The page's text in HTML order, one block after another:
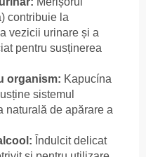
contribuie la
vezicii urinare și a
pentru susținerea
organism: Kapucína
sistemul
naturală de apărare a
Îndulcit delicat